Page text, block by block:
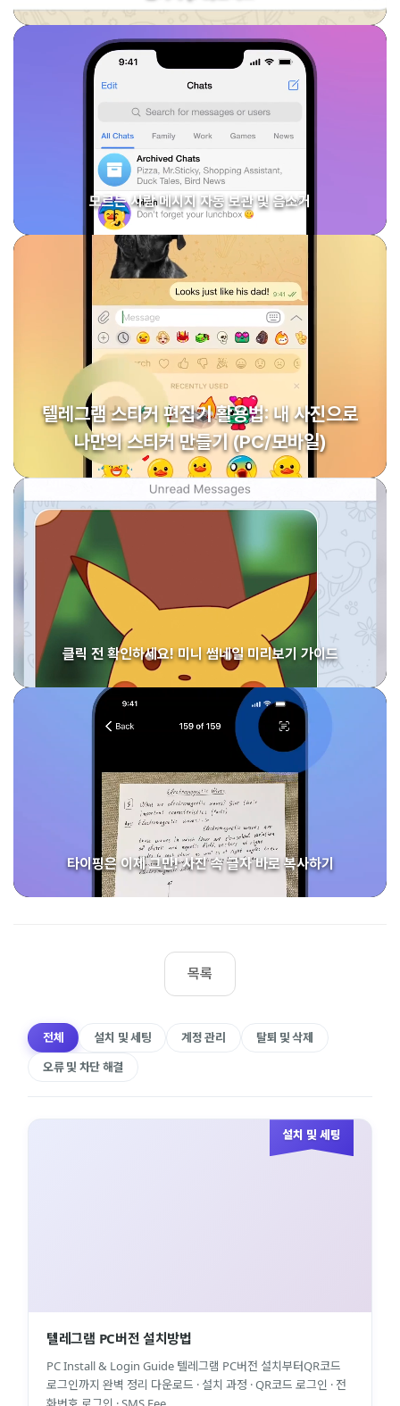
모르는 사람 메시지 자동 보관 및 음소거
텔레그램 스티커 편집기 활용법: 내 사진으로
나만의 스티커 만들기 (PC/모바일)
클릭 전 확인하세요! 미니 썸네일 미리보기 가이드
타이핑은 이제 그만! 사진 속 글자 바로 복사하기
목록
전체 설치 및 세팅 계정 관리
탈퇴 및 삭제
오류 및 차단 해결
설치 및 세팅
텔레그램 PC버전 설치방법
PC Install & Login Guide 텔레그램 PC버전 설치부터QR코드
로그인까지 완벽 정리 다운로드 · 설치 과정 · QR코드 로그인 · 전